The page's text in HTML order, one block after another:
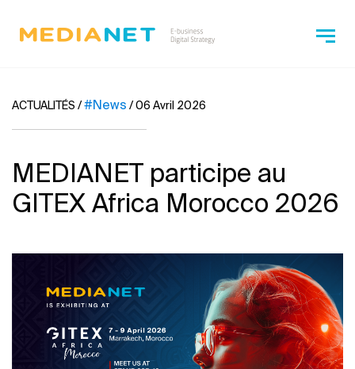
ACTUALITÉS /#News /06 Avril 2026
MEDIANET participe au
GITEX Africa Morocco 2026